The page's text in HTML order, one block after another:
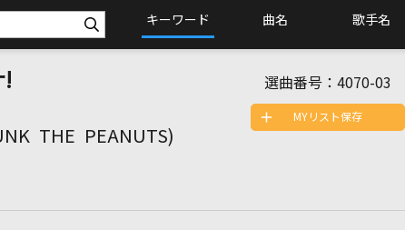
キーワード 曲名 歌手名
!
THE PEANUTS)
選曲番号： 4070-03
MYリスト保存